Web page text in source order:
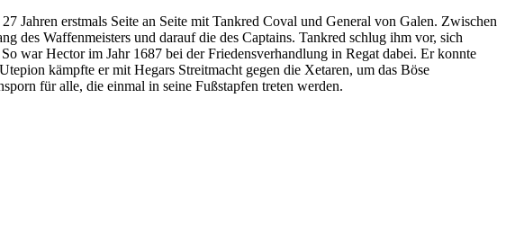
Jahren erstmals Seite an Seite mit Tankred Coval und General von Galen. Zwischen
des Waffenmeisters und darauf die des Captains. Tankred schlug ihm vor, sich
war Hector im Jahr 1687 bei der Friedensverhandlung in Regat dabei. Er konnte
kämpfte er mit Hegars Streitmacht gegen die Xetaren, um das Böse
für alle, die einmal in seine Fußstapfen treten werden.